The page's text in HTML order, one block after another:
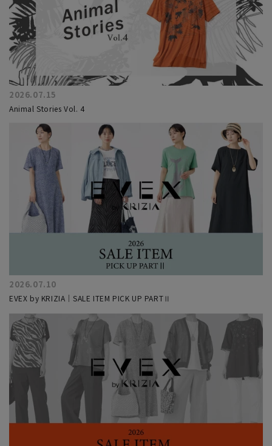
2026.07.15
Animal Stories Vol. 4
2026.07.10
EVEX by KRIZIA｜SALE ITEM PICK UP PARTⅡ